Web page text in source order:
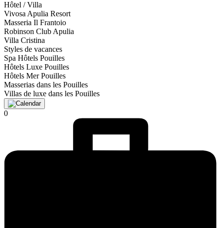
Hôtel / Villa
Vivosa Apulia Resort
Masseria Il Frantoio
Robinson Club Apulia
Villa Cristina
Styles de vacances
Spa Hôtels Pouilles
Hôtels Luxe Pouilles
Hôtels Mer Pouilles
Masserias dans les Pouilles
Villas de luxe dans les Pouilles
0